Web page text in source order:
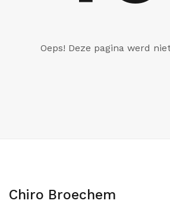
Oeps! Deze pagina werd
Chiro Broechem